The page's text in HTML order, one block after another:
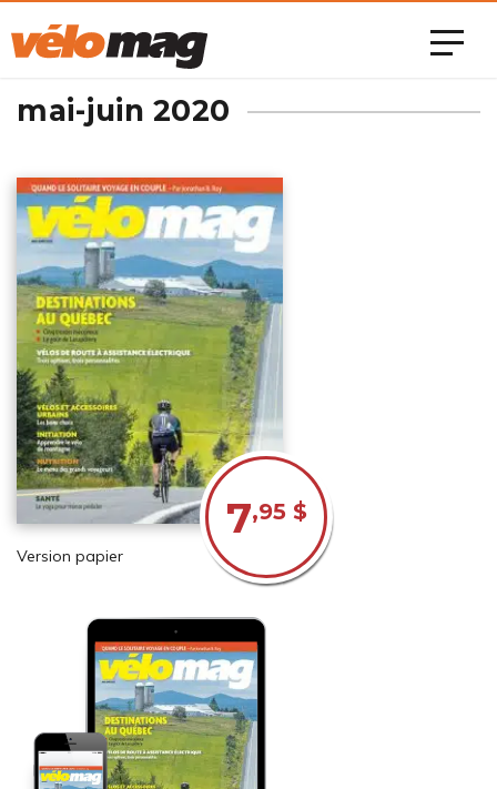
mai-juin 2020
7,95 $
Version papier